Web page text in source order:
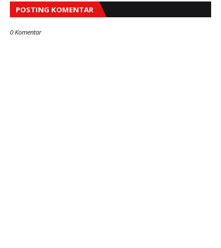
POSTING KOMENTAR
0 Komentar